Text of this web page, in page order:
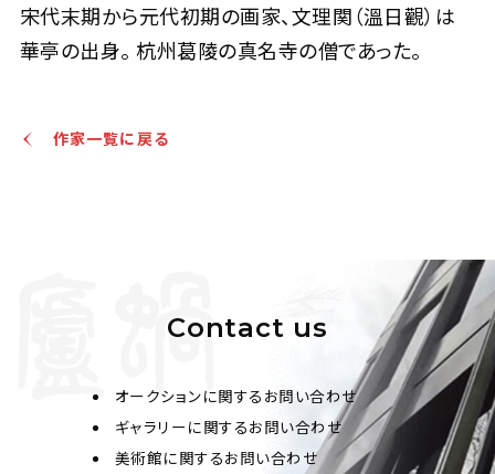
宋代末期から元代初期の画家、文理関（溫日觀）は
華亭の出身。 杭州葛陵の真名寺の僧であった。
作家一覧に戻る
Contact us
オークションに関するお問い合わせ
ギャラリーに関するお問い合わせ
美術館に関するお問い合わせ